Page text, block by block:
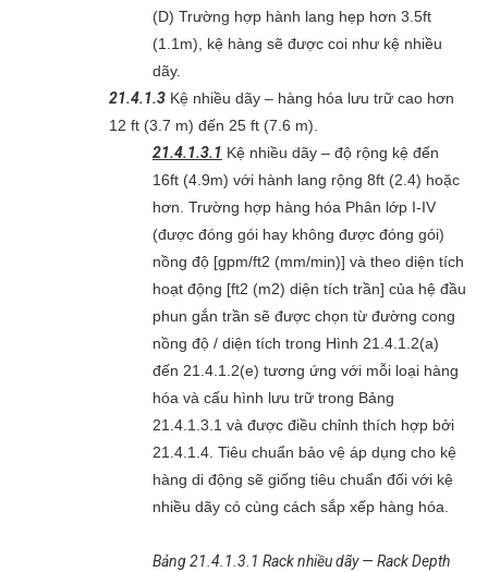
(D) Trường hợp hành lang hẹp hơn 3.5ft
(1.1m), kệ hàng sẽ được coi như kệ nhiều
dãy.
21.4.1.3 Kệ nhiều dãy – hàng hóa lưu trữ cao hơn
12 ft (3.7 m) đến 25 ft (7.6 m).
21.4.1.3.1 Kệ nhiều dãy – độ rộng kệ đến
16ft (4.9m) với hành lang rộng 8ft (2.4) hoặc
hơn. Trường hợp hàng hóa Phân lớp I-IV
(được đóng gói hay không được đóng gói)
nồng độ [gpm/ft2 (mm/min)] và theo diện tích
hoạt động [ft2 (m2) diện tích trần] của hệ đầu
phun gắn trần sẽ được chọn từ đường cong
nồng độ / diện tích trong Hình 21.4.1.2(a)
đến 21.4.1.2(e) tương ứng với mỗi loại hàng
hóa và cấu hình lưu trữ trong Bảng
21.4.1.3.1 và được điều chỉnh thích hợp bởi
21.4.1.4. Tiêu chuẩn bảo vệ áp dụng cho kệ
hàng di động sẽ giống tiêu chuẩn đối với kệ
nhiều dãy có cùng cách sắp xếp hàng hóa.
Bảng 21.4.1.3.1 Rack nhiều dãy — Rack Depth